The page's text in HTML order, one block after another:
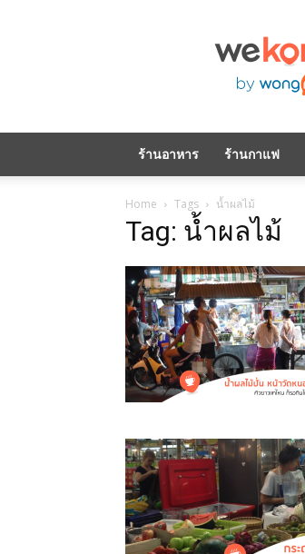
ร้านอาหาร ร้านกาแฟ
Home Tags น้ำผลไม้
Tag: น้ำผลไม้